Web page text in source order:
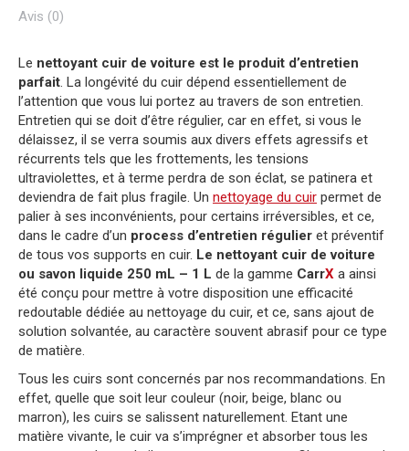
Avis (0)
Le nettoyant cuir de voiture est le produit d’entretien
parfait . La longévité du cuir dépend essentiellement de
l’attention que vous lui portez au travers de son entretien.
Entretien qui se doit d’être régulier, car en effet, si vous le
délaissez, il se verra soumis aux divers effets agressifs et
récurrents tels que les frottements, les tensions
ultraviolettes, et à terme perdra de son éclat, se patinera et
deviendra de fait plus fragile. Un nettoyage du cuir permet de
palier à ses inconvénients, pour certains irréversibles, et ce,
dans le cadre d’un process d’entretien régulier et préventif
de tous vos supports en cuir. Le nettoyant cuir de voiture
ou savon liquide 250 mL – 1 L de la gamme CarrX a ainsi
été conçu pour mettre à votre disposition une efficacité
redoutable dédiée au nettoyage du cuir, et ce, sans ajout de
solution solvantée, au caractère souvent abrasif pour ce type
de matière.
Tous les cuirs sont concernés par nos recommandations. En
effet, quelle que soit leur couleur (noir, beige, blanc ou
marron), les cuirs se salissent naturellement. Etant une
matière vivante, le cuir va s’imprégner et absorber tous les